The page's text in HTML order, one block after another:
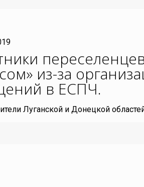
из-за
в ЕСПЧ.
Луганской и Донецкой